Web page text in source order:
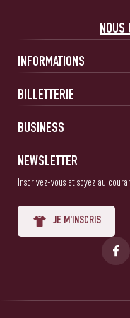
NOUS
INFORMATIONS
BILLETTERIE
BUSINESS
NEWSLETTER
Inscrivez-vous et soyez au
JE M'INSCRIS